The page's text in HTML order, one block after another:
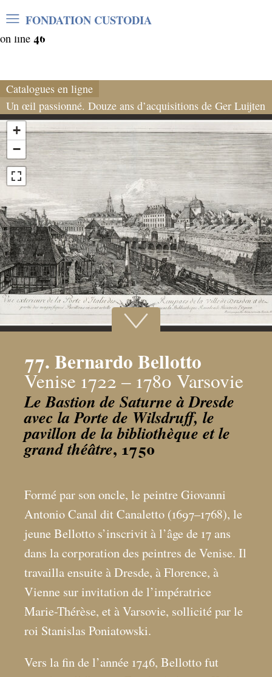
Warning: Undefined array key "var_mode" in
/home/clients/06cf3fb6db0bf3383064f508e4e3b220/
on line 46
FONDATION CUSTODIA
Catalogues en ligne
Un œil passionné. Douze ans d’acquisitions de Ger Luijten
+
−
77. Bernardo Bellotto
Venise 1722 – 1780 Varsovie
Le Bastion de Saturne à Dresde
avec la Porte de Wilsdruff, le
pavillon de la bibliothèque et le
grand théâtre, 1750
Formé par son oncle, le peintre Giovanni
Antonio Canal dit Canaletto (1697–1768), le
jeune Bellotto s’inscrivit à l’âge de 17 ans
dans la corporation des peintres de Venise. Il
travailla ensuite à Dresde, à Florence, à
Vienne sur invitation de l’impératrice
Marie-Thérèse, et à Varsovie, sollicité par le
roi Stanislas Poniatowski.
Vers la fin de l’année 1746, Bellotto fut